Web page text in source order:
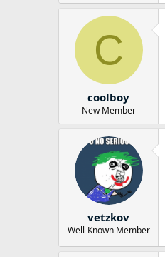
C
coolboy
New Member
vetzkov
Well-Known Member